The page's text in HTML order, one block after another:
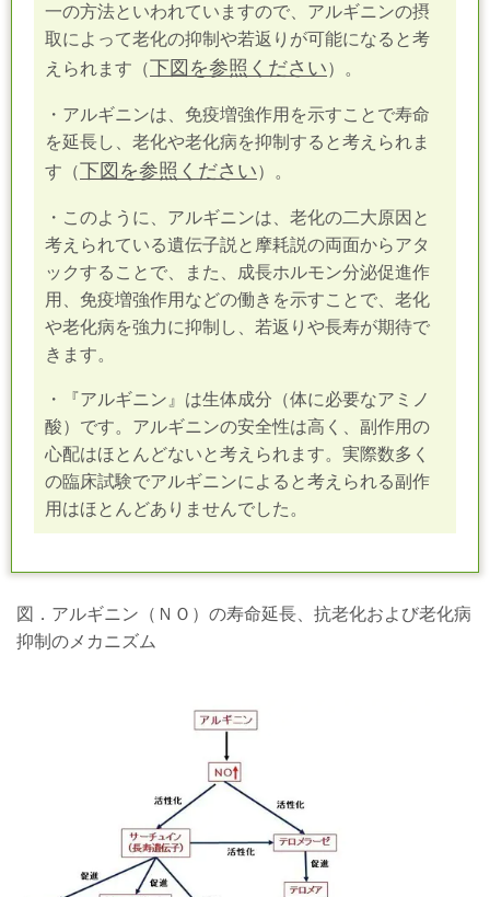
一の方法といわれていますので、アルギニンの摂
取によって老化の抑制や若返りが可能になると考
えられます（下図を参照ください）。
・アルギニンは、免疫増強作用を示すことで寿命
を延長し、老化や老化病を抑制すると考えられま
す（下図を参照ください）。
・このように、アルギニンは、老化の二大原因と
考えられている遺伝子説と摩耗説の両面からアタ
ックすることで、また、成長ホルモン分泌促進作
用、免疫増強作用などの働きを示すことで、老化
や老化病を強力に抑制し、若返りや長寿が期待で
きます。
・『アルギニン』は生体成分（体に必要なアミノ
酸）です。アルギニンの安全性は高く、副作用の
心配はほとんどないと考えられます。実際数多く
の臨床試験でアルギニンによると考えられる副作
用はほとんどありませんでした。
図．アルギニン（ＮＯ）の寿命延長、抗老化および老化病
抑制のメカニズム